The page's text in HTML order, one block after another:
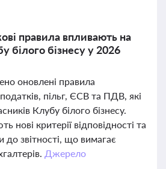
правила впливають на
білого бізнесу у 2026
оновлені правила
пільг, ЄСВ та ПДВ, які
Клубу білого бізнесу.
нові критерії відповідності та
до звітності, що вимагає
Джерело